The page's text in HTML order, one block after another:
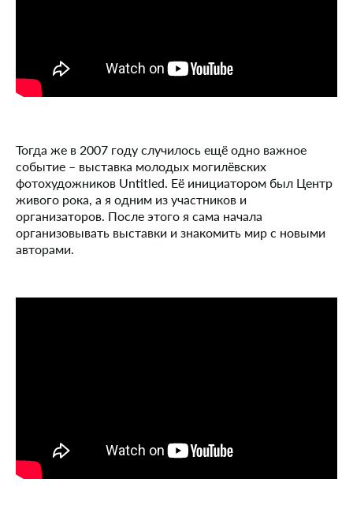
Тогда же в 2007 году случилось ещё одно важное
событие – выставка молодых могилёвских
фотохудожников Untitled. Её инициатором был Центр
живого рока, а я одним из участников и
организаторов. После этого я сама начала
организовывать выставки и знакомить мир с новыми
авторами.